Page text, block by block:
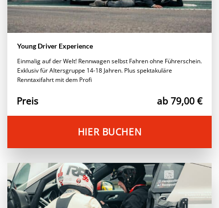
Young Driver Experience
Einmalig auf der Welt! Rennwagen selbst Fahren ohne Führerschein.
Exklusiv für Altersgruppe 14-18 Jahren. Plus spektakuläre
Renntaxifahrt mit dem Profi
Preis ab 79,00 €
HIER BUCHEN